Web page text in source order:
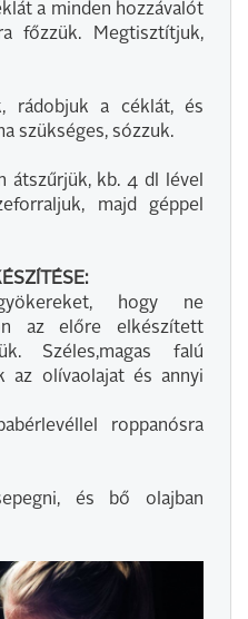
a minden hozzávalót
főzzük. Megtisztítjuk,
rádobjuk a céklát, és
szükséges, sózzuk.
kb. 4 dl lével
majd géppel
hogy ne
az előre elkészített
Széles,magas falú
az olívaolajat és annyi
roppanósra
és bő olajban